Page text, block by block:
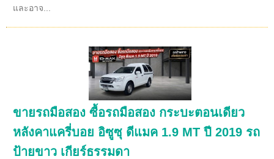
และอาจ...
ขายรถมือสอง ซื้อรถมือสอง กระบะตอนเดียว
หลังคาแครี่บอย อิซูซุ ดีแมค 1.9 MT ปี 2019 รถ
ป้ายขาว เกียร์ธรรมดา